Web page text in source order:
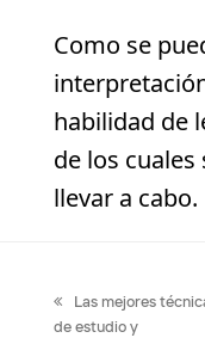
Como se
habilidad de
de los
llevar a cabo.
previous
post:
Las mejores
de estudio y